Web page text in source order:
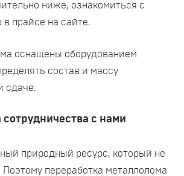
ниже, ознакомиться с
прайсе на сайте.
оснащены оборудованием
состав и массу
сдаче.
с нами
природный ресурс, который не
Поэтому переработка металлолома